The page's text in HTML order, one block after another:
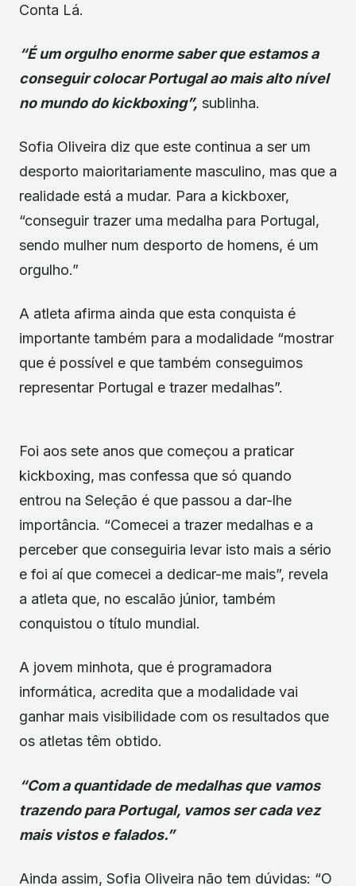
Conta Lá.
“É um orgulho enorme saber que estamos a
conseguir colocar Portugal ao mais alto nível
no mundo do kickboxing”, sublinha.
Sofia Oliveira diz que este continua a ser um
desporto maioritariamente masculino, mas que a
realidade está a mudar. Para a kickboxer,
“conseguir trazer uma medalha para Portugal,
sendo mulher num desporto de homens, é um
orgulho.”
A atleta afirma ainda que esta conquista é
importante também para a modalidade “mostrar
que é possível e que também conseguimos
representar Portugal e trazer medalhas”.
Foi aos sete anos que começou a praticar
kickboxing, mas confessa que só quando
entrou na Seleção é que passou a dar-lhe
importância. “Comecei a trazer medalhas e a
perceber que conseguiria levar isto mais a sério
e foi aí que comecei a dedicar-me mais”, revela
a atleta que, no escalão júnior, também
conquistou o título mundial.
A jovem minhota, que é programadora
informática, acredita que a modalidade vai
ganhar mais visibilidade com os resultados que
os atletas têm obtido.
“Com a quantidade de medalhas que vamos
trazendo para Portugal, vamos ser cada vez
mais vistos e falados.”
Ainda assim, Sofia Oliveira não tem dúvidas: “O